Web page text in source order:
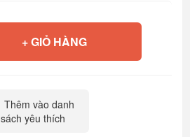
+ GIỎ HÀNG
Thêm vào danh
sách yêu thích